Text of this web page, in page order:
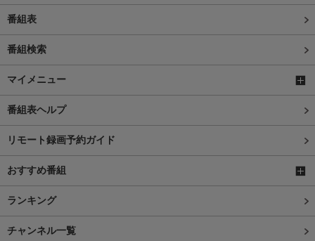
番組表
番組検索
マイメニュー
番組表ヘルプ
リモート録画予約ガイド
おすすめ番組
ランキング
チャンネル一覧